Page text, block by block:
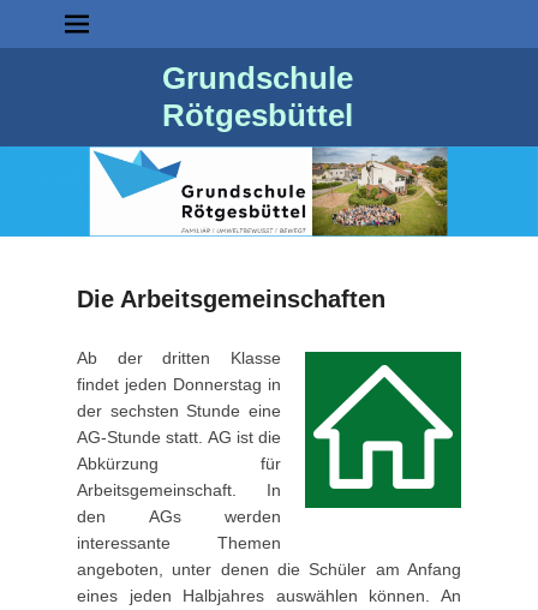
Grundschule
Rötgesbüttel
Die Arbeitsgemeinschaften
o
s
t
e
d
o
n
2
.
J
Ab der dritten Klasse
findet jeden Donnerstag in
der sechsten Stunde eine
AG-Stunde statt. AG ist die
Abkürzung für
Arbeitsgemeinschaft. In
den AGs werden
interessante Themen
angeboten, unter denen die Schüler am Anfang
eines jeden Halbjahres auswählen können. An